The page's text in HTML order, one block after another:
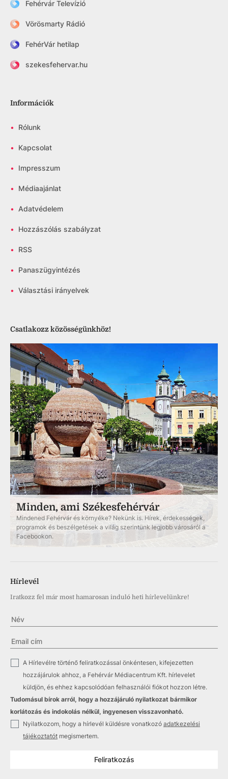
Fehérvár Televízió
Vörösmarty Rádió
FehérVár hetilap
szekesfehervar.hu
Információk
• Rólunk
• Kapcsolat
• Impresszum
• Médiaajánlat
• Adatvédelem
• Hozzászólás szabályzat
• RSS
• Panaszügyintézés
• Választási irányelvek
Csatlakozz közösségünkhöz!
Minden, ami Székesfehérvár
Mindened Fehérvár és környéke? Nekünk is. Hírek, érdekességek,
programok és beszélgetések a világ szerintünk legjobb városáról a
Facebookon.
Hírlevél
Iratkozz fel már most hamarosan induló heti hírlevelünkre!
A Hírlevélre történő feliratkozással önkéntesen, kifejezetten
hozzájárulok ahhoz, a Fehérvár Médiacentrum Kft. hírlevelet
küldjön, és ehhez kapcsolódóan felhasználói fiókot hozzon létre.
Tudomásul bírok arról, hogy a hozzájáruló nyilatkozat bármikor
korlátozás és indokolás nélkül, ingyenesen visszavonható.
Nyilatkozom, hogy a hírlevél küldésre vonatkozó adatkezelési
tájékoztatót megismertem.
Feliratkozás